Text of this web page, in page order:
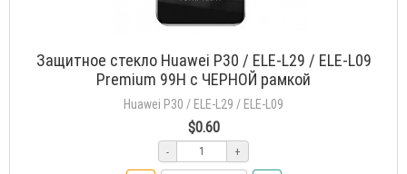
Защитное стекло Huawei P30 / ELE-L29 / ELE-L09
Premium 99H с ЧЕРНОЙ рамкой
Huawei P30 / ELE-L29 / ELE-L09
$0.60
- +